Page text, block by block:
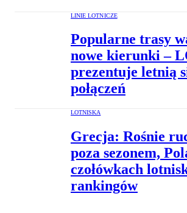
LINIE LOTNICZE
Popularne trasy
nowe kierunki –
prezentuje letnią
połączeń
LOTNISKA
Grecja: Rośnie
poza sezonem,
czołówkach
rankingów